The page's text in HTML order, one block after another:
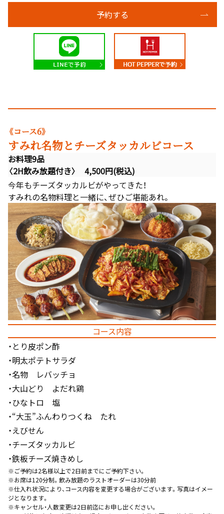
予約する
《コース6》
すみれ名物とチーズタッカルビコース
お料理9品
〈2H飲み放題付き〉 4,500円(税込)
今年もチーズタッカルビがやってきた！
すみれの名物料理と一緒に、ぜひご堪能あれ。
コース内容
・とり皮ポン酢
・明太ポテトサラダ
・名物 レバッチョ
・大山どり よだれ鶏
・ひなトロ 塩
・“大玉”ふんわりつくね たれ
・えびせん
・チーズタッカルビ
・鉄板チーズ焼きめし
※ご予約は2名様以上で2日前までにご予約下さい。
※お席は120分制。飲み放題のラストオーダーは30分前
※仕入れ状況により、コース内容を変更する場合がございます。写真はイメー
ジとなります。
※キャンセル・人数変更は2日前迄にお申し出ください。